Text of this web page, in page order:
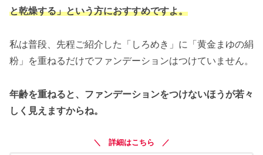
と乾燥する」という方におすすめですよ。
私は普段、先程ご紹介した「しろめき」に「黄金まゆの絹
粉」を重ねるだけでファンデーションはつけていません。
年齢を重ねると、ファンデーションをつけないほうが若々
しく見えますからね。
＼ 詳細はこちら ／